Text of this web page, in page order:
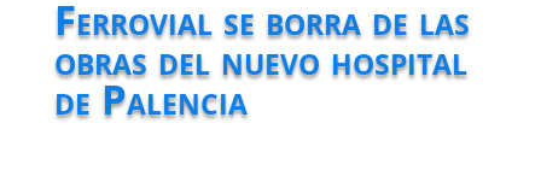
Ferrovial se borra de las
obras del nuevo hospital
de Palencia